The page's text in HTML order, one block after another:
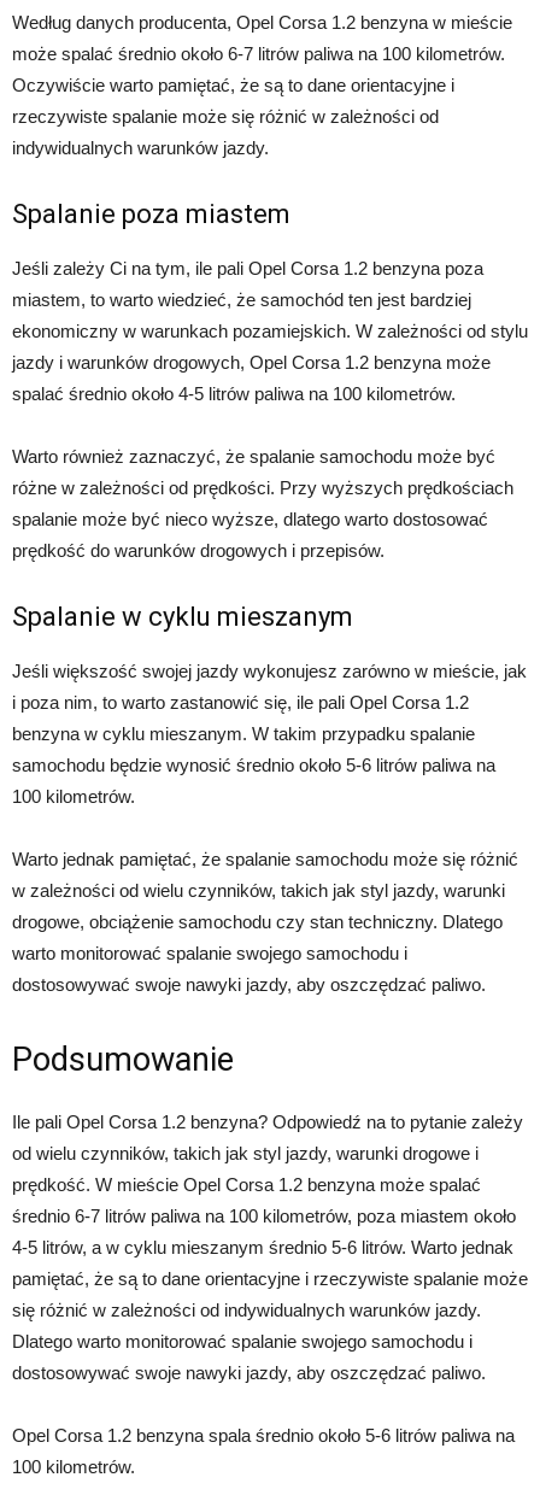
Według danych producenta, Opel Corsa 1.2 benzyna w mieście
może spalać średnio około 6-7 litrów paliwa na 100 kilometrów.
Oczywiście warto pamiętać, że są to dane orientacyjne i
rzeczywiste spalanie może się różnić w zależności od
indywidualnych warunków jazdy.
Spalanie poza miastem
Jeśli zależy Ci na tym, ile pali Opel Corsa 1.2 benzyna poza
miastem, to warto wiedzieć, że samochód ten jest bardziej
ekonomiczny w warunkach pozamiejskich. W zależności od stylu
jazdy i warunków drogowych, Opel Corsa 1.2 benzyna może
spalać średnio około 4-5 litrów paliwa na 100 kilometrów.
Warto również zaznaczyć, że spalanie samochodu może być
różne w zależności od prędkości. Przy wyższych prędkościach
spalanie może być nieco wyższe, dlatego warto dostosować
prędkość do warunków drogowych i przepisów.
Spalanie w cyklu mieszanym
Jeśli większość swojej jazdy wykonujesz zarówno w mieście, jak
i poza nim, to warto zastanowić się, ile pali Opel Corsa 1.2
benzyna w cyklu mieszanym. W takim przypadku spalanie
samochodu będzie wynosić średnio około 5-6 litrów paliwa na
100 kilometrów.
Warto jednak pamiętać, że spalanie samochodu może się różnić
w zależności od wielu czynników, takich jak styl jazdy, warunki
drogowe, obciążenie samochodu czy stan techniczny. Dlatego
warto monitorować spalanie swojego samochodu i
dostosowywać swoje nawyki jazdy, aby oszczędzać paliwo.
Podsumowanie
Ile pali Opel Corsa 1.2 benzyna? Odpowiedź na to pytanie zależy
od wielu czynników, takich jak styl jazdy, warunki drogowe i
prędkość. W mieście Opel Corsa 1.2 benzyna może spalać
średnio 6-7 litrów paliwa na 100 kilometrów, poza miastem około
4-5 litrów, a w cyklu mieszanym średnio 5-6 litrów. Warto jednak
pamiętać, że są to dane orientacyjne i rzeczywiste spalanie może
się różnić w zależności od indywidualnych warunków jazdy.
Dlatego warto monitorować spalanie swojego samochodu i
dostosowywać swoje nawyki jazdy, aby oszczędzać paliwo.
Opel Corsa 1.2 benzyna spala średnio około 5-6 litrów paliwa na
100 kilometrów.